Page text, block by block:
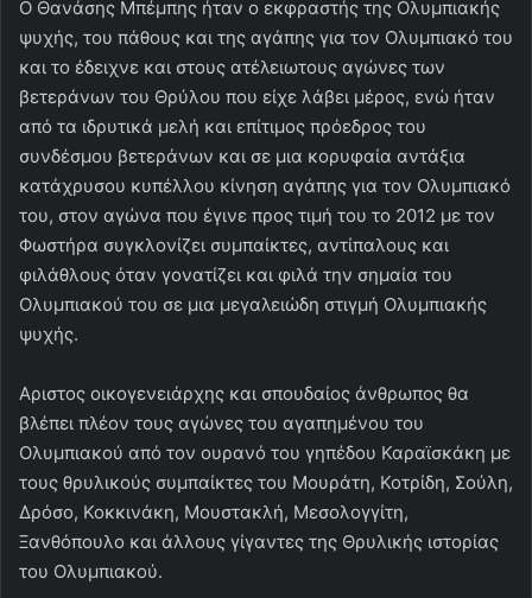
Ο Θανάσης Μπέμπης ήταν ο εκφραστής της Ολυμπιακής
ψυχής, του πάθους και της αγάπης για τον Ολυμπιακό του
και το έδειχνε και στους ατέλειωτους αγώνες των
βετεράνων του Θρύλου που είχε λάβει μέρος, ενώ ήταν
από τα ιδρυτικά μελή και επίτιμος πρόεδρος του
συνδέσμου βετεράνων και σε μια κορυφαία αντάξια
κατάχρυσου κυπέλλου κίνηση αγάπης για τον Ολυμπιακό
του, στον αγώνα που έγινε προς τιμή του το 2012 με τον
Φωστήρα συγκλονίζει συμπαίκτες, αντίπαλους και
φιλάθλους όταν γονατίζει και φιλά την σημαία του
Ολυμπιακού του σε μια μεγαλειώδη στιγμή Ολυμπιακής
ψυχής.
Αριστος οικογενειάρχης και σπουδαίος άνθρωπος θα
βλέπει πλέον τους αγώνες του αγαπημένου του
Ολυμπιακού από τον ουρανό του γηπέδου Καραϊσκάκη με
τους θρυλικούς συμπαίκτες του Μουράτη, Κοτρίδη, Σούλη,
Δρόσο, Κοκκινάκη, Μουστακλή, Μεσολογγίτη,
Ξανθόπουλο και άλλους γίγαντες της Θρυλικής ιστορίας
του Ολυμπιακού.